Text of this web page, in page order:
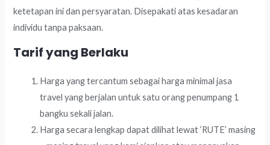
ketetapan ini dan persyaratan. Disepakati atas kesadaran
individu tanpa paksaan.
Tarif yang Berlaku
Harga yang tercantum sebagai harga minimal jasa
travel yang berjalan untuk satu orang penumpang 1
bangku sekali jalan.
Harga secara lengkap dapat dilihat lewat ‘RUTE’ masing